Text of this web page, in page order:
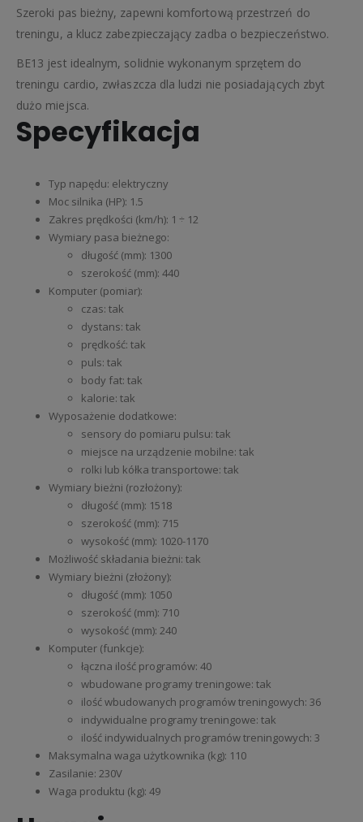
Szeroki pas bieżny, zapewni komfortową przestrzeń do
treningu, a klucz zabezpieczający zadba o bezpieczeństwo.
BE13 jest idealnym, solidnie wykonanym sprzętem do
treningu cardio, zwłaszcza dla ludzi nie posiadających zbyt
dużo miejsca.
Specyfikacja
Typ napędu: elektryczny
Moc silnika (HP): 1.5
Zakres prędkości (km/h): 1 ÷ 12
Wymiary pasa bieżnego:
długość (mm): 1300
szerokość (mm): 440
Komputer (pomiar):
czas: tak
dystans: tak
prędkość: tak
puls: tak
body fat: tak
kalorie: tak
Wyposażenie dodatkowe:
sensory do pomiaru pulsu: tak
miejsce na urządzenie mobilne: tak
rolki lub kółka transportowe: tak
Wymiary bieżni (rozłożony):
długość (mm): 1518
szerokość (mm): 715
wysokość (mm): 1020-1170
Możliwość składania bieżni: tak
Wymiary bieżni (złożony):
długość (mm): 1050
szerokość (mm): 710
wysokość (mm): 240
Komputer (funkcje):
łączna ilość programów: 40
wbudowane programy treningowe: tak
ilość wbudowanych programów treningowych: 36
indywidualne programy treningowe: tak
ilość indywidualnych programów treningowych: 3
Maksymalna waga użytkownika (kg): 110
Zasilanie: 230V
Waga produktu (kg): 49